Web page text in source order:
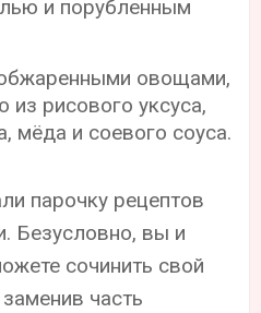
и порубленным
овощами,
из рисового уксуса,
мёда и соевого соуса.
парочку рецептов
Безусловно, вы и
сочинить свой
часть